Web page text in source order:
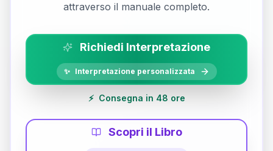
attraverso il manuale completo.
Richiedi Interpretazione
✨ Interpretazione personalizzata
⚡ Consegna in 48 ore
Scopri il Libro